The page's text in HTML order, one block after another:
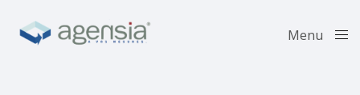
Menu